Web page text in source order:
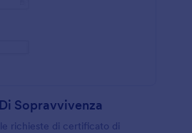
Sopravvivenza
richieste di certificato di